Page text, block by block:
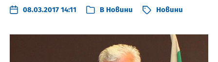
08.03.2017 14:11 В Новини Новини